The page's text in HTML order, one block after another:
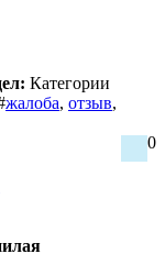
Категории
жалоба, отзыв,
0